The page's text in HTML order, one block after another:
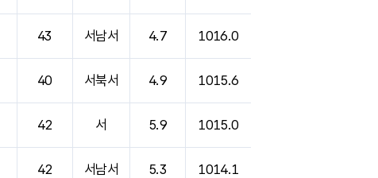
43 서남서 4.7 1016.0
40 서북서 4.9 1015.6
42 서 5.9 1015.0
42 서남서 5.3 1014.1